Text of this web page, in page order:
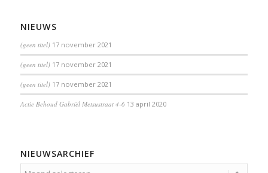
NIEUWS
(geen titel) 17 november 2021
(geen titel) 17 november 2021
(geen titel) 17 november 2021
Actie Behoud Gabriël Metsustraat 4-6 13 april 2020
NIEUWSARCHIEF